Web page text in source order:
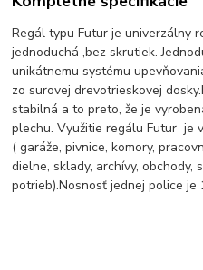
Regál typu Futur je univerzálny
jednoduchá ,bez skrutiek.
unikátnemu systému
zo surovej drevotrieskovej
stabilná a to preto, že je
plechu. Využitie regálu Futur je
( garáže, pivnice, komory,
dielne, sklady, archívy, obchody,
potrieb).Nosnosť jednej police je